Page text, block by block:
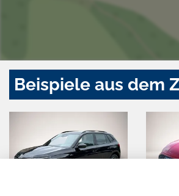
Beispiele aus dem